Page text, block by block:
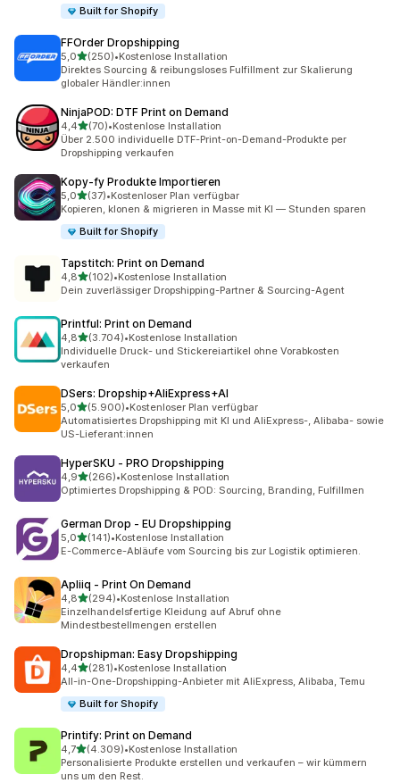
Built for Shopify
FFOrder Dropshipping
5,0von 5 Sternen
(250)
250 Rezensionen insgesamt
•Kostenlose Installation
Direktes Sourcing & reibungsloses Fulfillment zur Skalierung
globaler Händler:innen
NinjaPOD: DTF Print on Demand
4,4von 5 Sternen
(70)
70 Rezensionen insgesamt
•Kostenlose Installation
Über 2.500 individuelle DTF-Print-on-Demand-Produkte per
Dropshipping verkaufen
Kopy‑fy Produkte Importieren
5,0von 5 Sternen
(37)
37 Rezensionen insgesamt
•Kostenloser Plan verfügbar
Kopieren, klonen & migrieren in Masse mit KI — Stunden sparen
Built for Shopify
Tapstitch: Print on Demand
4,8von 5 Sternen
(102)
102 Rezensionen insgesamt
•Kostenlose Installation
Dein zuverlässiger Dropshipping-Partner & Sourcing-Agent
Printful: Print on Demand
4,8von 5 Sternen
(3.704)
3704 Rezensionen insgesamt
•Kostenlose Installation
Individuelle Druck- und Stickereiartikel ohne Vorabkosten
verkaufen
DSers: Dropship+AliExpress+AI
5,0von 5 Sternen
(5.900)
5900 Rezensionen insgesamt
•Kostenloser Plan verfügbar
Automatisiertes Dropshipping mit KI und AliExpress-, Alibaba- sowie
US-Lieferant:innen
HyperSKU ‑ PRO Dropshipping
4,9von 5 Sternen
(266)
266 Rezensionen insgesamt
•Kostenlose Installation
Optimiertes Dropshipping & POD: Sourcing, Branding, Fulfillmen
German Drop ‑ EU Dropshipping
5,0von 5 Sternen
(141)
141 Rezensionen insgesamt
•Kostenlose Installation
E-Commerce-Abläufe vom Sourcing bis zur Logistik optimieren.
Apliiq ‑ Print On Demand
4,8von 5 Sternen
(294)
294 Rezensionen insgesamt
•Kostenlose Installation
Einzelhandelsfertige Kleidung auf Abruf ohne
Mindestbestellmengen erstellen
Dropshipman: Easy Dropshipping
4,4von 5 Sternen
(281)
281 Rezensionen insgesamt
•Kostenlose Installation
All-in-One-Dropshipping-Anbieter mit AliExpress, Alibaba, Temu
Built for Shopify
Printify: Print on Demand
4,7von 5 Sternen
(4.309)
4309 Rezensionen insgesamt
•Kostenlose Installation
Personalisierte Produkte erstellen und verkaufen – wir kümmern
uns um den Rest.